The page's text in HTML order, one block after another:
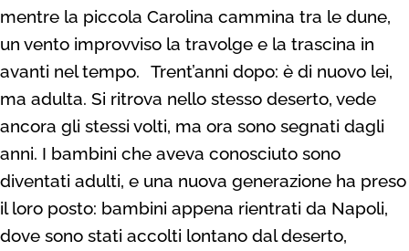
mentre la piccola Carolina cammina tra le dune,
un vento improvviso la travolge e la trascina in
avanti nel tempo. Trent’anni dopo: è di nuovo lei,
ma adulta. Si ritrova nello stesso deserto, vede
ancora gli stessi volti, ma ora sono segnati dagli
anni. I bambini che aveva conosciuto sono
diventati adulti, e una nuova generazione ha preso
il loro posto: bambini appena rientrati da Napoli,
dove sono stati accolti lontano dal deserto,